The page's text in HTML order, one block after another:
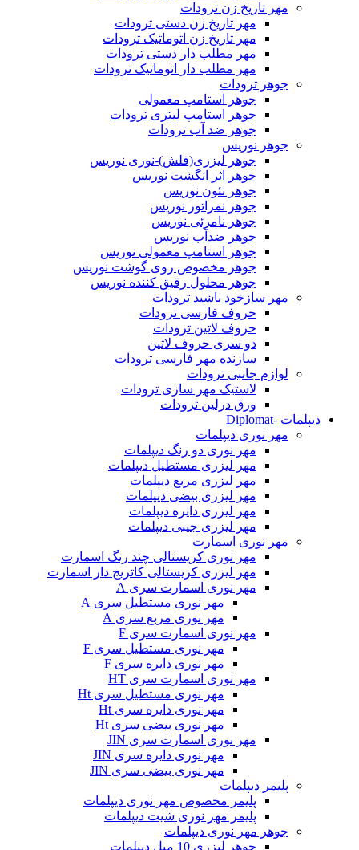
مهر تاریخ زن ترودات
مهر تاریخ زن دستی ترودات
مهر تاریخ زن اتوماتیک ترودات
مهر مطلب دار دستی ترودات
مهر مطلب دار اتوماتیک ترودات
جوهر ترودات
جوهر استامپ معمولی
جوهر استامپ لیتری ترودات
جوهر ضد آب ترودات
جوهر نوریس
جوهر لیزری(فلش)-نوری نوریس
جوهر اثر انگشت نوریس
جوهر نئون نوریس
جوهر نمراتور نوریس
جوهر نامرئی نوریس
جوهر ضدآب نوریس
جوهر استامپ معمولی نوریس
جوهر مخصوص روی گوشت نوریس
جوهر محلول رقیق کننده نوریس
مهر سازخود باشید ترودات
حروف فارسی ترودات
حروف لاتین ترودات
دو سری حروف لاتین
سازنده مهر فارسی ترودات
لوازم جانبی ترودات
لاستیک مهر سازی ترودات
ورق درلین ترودات
دیپلمات -Diplomat
مهر نوری دیپلمات
مهر نوری دو رنگ دیپلمات
مهر لیزری مستطیل دیپلمات
مهر لیزری مربع دیپلمات
مهر لیزری بیضی دیپلمات
مهر لیزری دایره دیپلمات
مهر لیزری جیبی دیپلمات
مهر نوری اسمارت
مهر نوری کریستالی چند رنگ اسمارت
مهر لیزری کریستالی کاتریج دار اسمارت
مهر نوری اسمارت سری A
مهر نوری مستطیل سری A
مهر نوری مربع سری A
مهر نوری اسمارت سری F
مهر نوری مستطیل سری F
مهر نوری دایره سری F
مهر نوری اسمارت سری HT
مهر نوری مستطیل سری Ht
مهر نوری دایره سری Ht
مهر نوری بیضی سری Ht
مهر نوری اسمارت سری JIN
مهر نوری دایره سری JIN
مهر نوری بیضی سری JIN
پلیمر دیپلمات
پلیمر مخصوص مهر نوری دیپلمات
پلیمر مهر نوری شیت دیپلمات
جوهر مهر نوری دیپلمات
جوهر لیزری 10 میل دیپلمات